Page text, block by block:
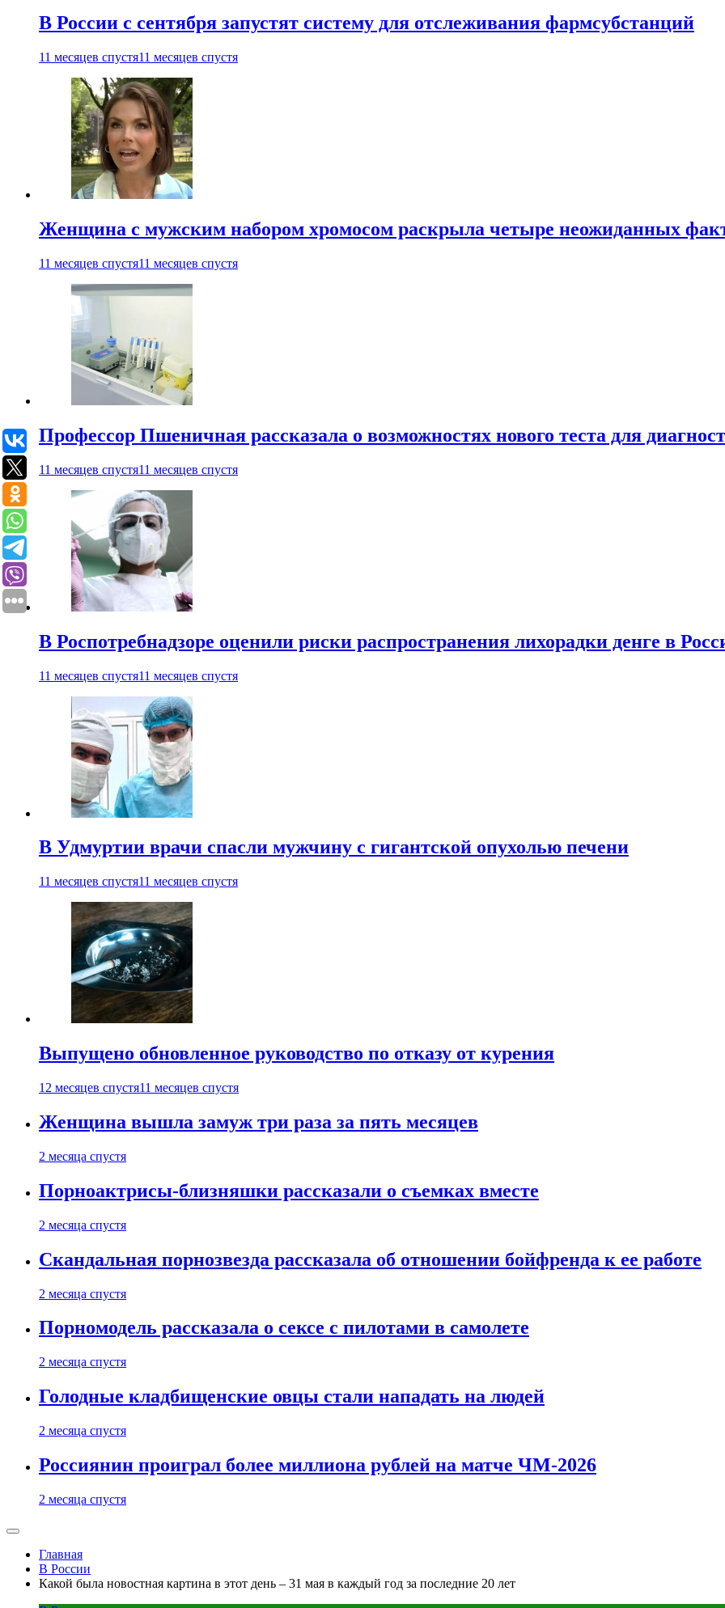
В России с сентября запустят систему для отслеживания фармсубстанций
11 месяцев спустя11 месяцев спустя
Женщина с мужским набором хромосом раскрыла четыре неожиданных
11 месяцев спустя11 месяцев спустя
Профессор Пшеничная рассказала о возможностях нового теста для
11 месяцев спустя11 месяцев спустя
В Роспотребнадзоре оценили риски распространения лихорадки денге в
11 месяцев спустя11 месяцев спустя
В Удмуртии врачи спасли мужчину с гигантской опухолью печени
11 месяцев спустя11 месяцев спустя
Выпущено обновленное руководство по отказу от курения
12 месяцев спустя11 месяцев спустя
Женщина вышла замуж три раза за пять месяцев
2 месяца спустя
Порноактрисы-близняшки рассказали о съемках вместе
2 месяца спустя
Скандальная порнозвезда рассказала об отношении бойфренда к ее работе
2 месяца спустя
Порномодель рассказала о сексе с пилотами в самолете
2 месяца спустя
Голодные кладбищенские овцы стали нападать на людей
2 месяца спустя
Россиянин проиграл более миллиона рублей на матче ЧМ-2026
2 месяца спустя
Главная
В России
Какой была новостная картина в этот день – 31 мая в каждый год за последние 20 лет